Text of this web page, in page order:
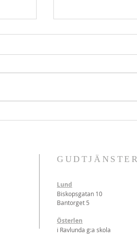
GUDTJÄNSTER
Lund
Biskopsgatan 10
Bantorget 5
Österlen
i Ravlunda g:a skola